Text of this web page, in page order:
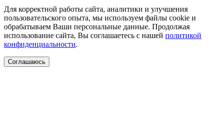
Для корректной работы сайта, аналитики и улучшения
пользовательского опыта, мы используем файлы cookie и
обрабатываем Ваши персональные данные. Продолжая
использование сайта, Вы соглашаетесь с нашей политикой
конфиденциальности.
Соглашаюсь